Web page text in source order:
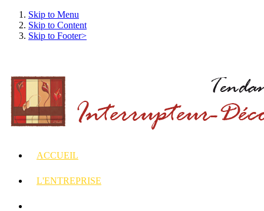
Skip to Menu
Skip to Content
Skip to Footer>
ACCUEIL
L'ENTREPRISE